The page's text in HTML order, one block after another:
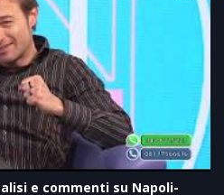
e commenti su Napoli-